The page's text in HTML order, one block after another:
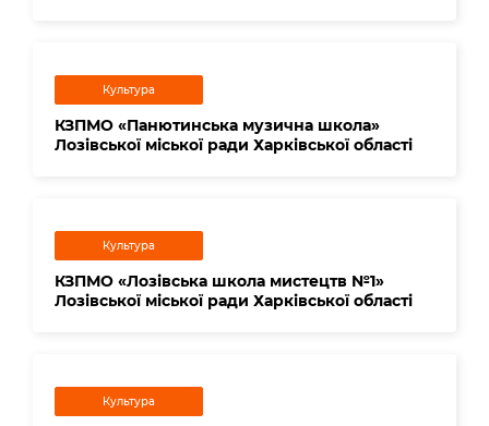
Культура
КЗПМО «Панютинська музична школа»
Лозівської міської ради Харківської області
Культура
КЗПМО «Лозівська школа мистецтв №1»
Лозівської міської ради Харківської області
Культура